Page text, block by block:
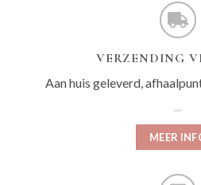
VERZENDING
Aan huis geleverd,
MEER